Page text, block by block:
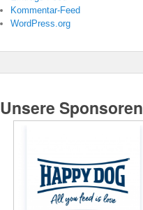
Kommentar-Feed
WordPress.org
Unsere Sponsoren